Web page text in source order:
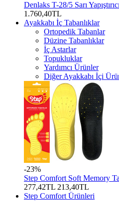
Denlaks T-28/5 Sarı Yapıştırıcı
1.760,40TL
Ayakkabı İç Tabanlıklar
Ortopedik Tabanlar
Düzine Tabanlıklar
İç Astarlar
Topukluklar
Yardımcı Ürünler
Diğer Ayakkabı İçi
-23%
Step Comfort Soft Memory
277,42TL 213,40TL
Step Comfort Ürünleri